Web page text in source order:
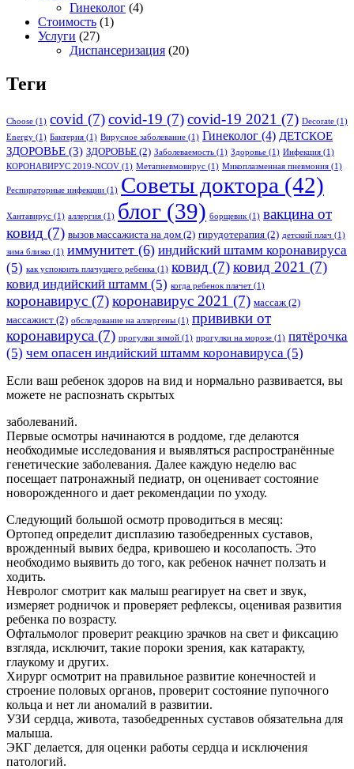
Гинеколог (4)
Стоимость (1)
Услуги (27)
Диспансеризация (20)
Теги
Choose (1) covid (7)covid-19 (7)covid-19 2021 (7) Decorate (1)
Energy (1) Бактерия (1) Вирусное заболевание (1) Гинеколог (4) ДЕТСКОЕ
ЗДОРОВЬЕ (3) ЗДОРОВЬЕ (2) Заболеваемость (1) Здоровье (1) Инфекция (1)
КОРОНАВИРУС 2019-NCOV (1) Метапневмовирус (1) Микоплазменная пневмония (1)
Респираторные инфекции (1) Советы доктора (42)
Хантавирус (1) аллергия (1) блог (39) борщевик (1) вакцина от
ковид (7) вызов массажиста на дом (2) гирудотерапия (2) детский плач (1)
зима близко (1) иммунитет (6) индийский штамм коронавируса
(5) как успокоить плачущего ребенка (1) ковид (7)ковид 2021 (7)
ковид индийский штамм (5) когда ребенок плачет (1)
коронавирус (7)коронавирус 2021 (7) массаж (2)
массажист (2) обследование на аллергены (1) прививки от
коронавируса (7) прогулки зимой (1) прогулки на морозе (1) пятёрочка
(5) чем опасен индийский штамм коронавируса (5)
Если ваш ребенок здоров на вид и нормально развивается, вы
можете не распознать скрытых
заболеваний.
Первые осмотры начинаются в роддоме, где делаются
необходимые исследования и выявляться распространённые
генетические заболевания. Далее каждую неделю вас
посещает патронажный педиатр, он оценивает состояние
новорожденного и дает рекомендации по уходу.
Следующий большой осмотр проводиться в месяц:
Ортопед определит дисплазию тазобедренных суставов,
врожденный вывих бедра, кривошею и косолапость. Это
необходимо выявить до того, как ребенок начнет ползать и
ходить.
Невролог смотрит как малыш реагирует на свет и звук,
измеряет родничок и проверяет рефлексы, оценивая развития
ребенка по возрасту.
Офтальмолог проверит реакцию зрачков на свет и фиксацию
взгляда, исключит, такие пороки зрения, как катаракту,
глаукому и других.
Хирург осмотрит на правильное развитие конечностей и
строение половых органов, проверит состояние пупочного
кольца и нет ли аномалий в развитии.
УЗИ сердца, живота, тазобедренных суставов обязательна для
малыша.
ЭКГ делается, для оценки работы сердца и исключения
патологий.